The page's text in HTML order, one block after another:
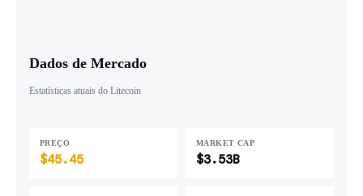
Dados de Mercado
Estatísticas atuais do Litecoin
PREÇO
$45.45
MARKET CAP
$3.53B